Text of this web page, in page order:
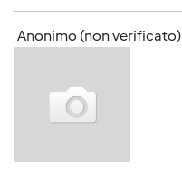
Anonimo (non verificato)